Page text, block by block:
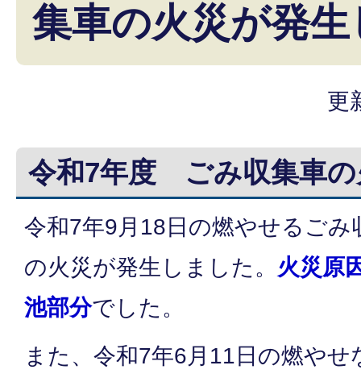
集車の火災が発
更
令和7年度 ごみ収集車の
令和7年9月18日の燃やせるごみ
の火災が発生しました。 火災原
池部分でした。
また、令和7年6月11日の燃や